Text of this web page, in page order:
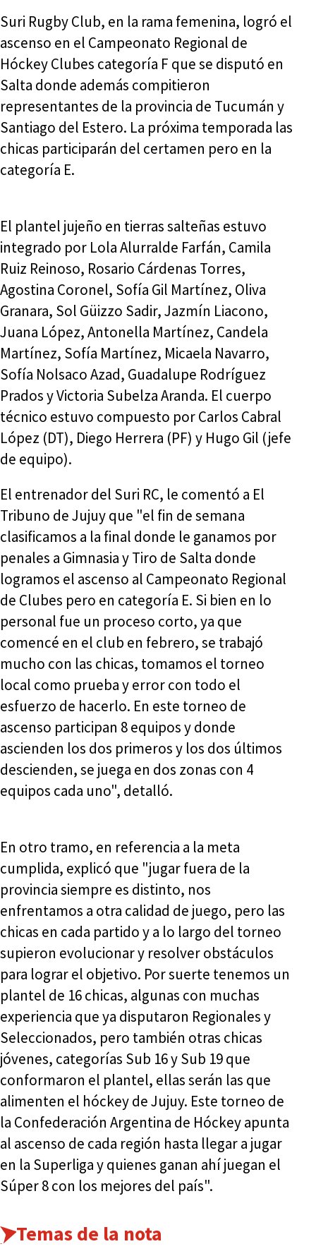
Suri Rugby Club, en la rama femenina, logró el
ascenso en el Campeonato Regional de
Hóckey Clubes categoría F que se disputó en
Salta donde además compitieron
representantes de la provincia de Tucumán y
Santiago del Estero. La próxima temporada las
chicas participarán del certamen pero en la
categoría E.
El plantel jujeño en tierras salteñas estuvo
integrado por Lola Alurralde Farfán, Camila
Ruiz Reinoso, Rosario Cárdenas Torres,
Agostina Coronel, Sofía Gil Martínez, Oliva
Granara, Sol Güizzo Sadir, Jazmín Liacono,
Juana López, Antonella Martínez, Candela
Martínez, Sofía Martínez, Micaela Navarro,
Sofía Nolsaco Azad, Guadalupe Rodríguez
Prados y Victoria Subelza Aranda. El cuerpo
técnico estuvo compuesto por Carlos Cabral
López (DT), Diego Herrera (PF) y Hugo Gil (jefe
de equipo).
El entrenador del Suri RC, le comentó a El
Tribuno de Jujuy que "el fin de semana
clasificamos a la final donde le ganamos por
penales a Gimnasia y Tiro de Salta donde
logramos el ascenso al Campeonato Regional
de Clubes pero en categoría E. Si bien en lo
personal fue un proceso corto, ya que
comencé en el club en febrero, se trabajó
mucho con las chicas, tomamos el torneo
local como prueba y error con todo el
esfuerzo de hacerlo. En este torneo de
ascenso participan 8 equipos y donde
ascienden los dos primeros y los dos últimos
descienden, se juega en dos zonas con 4
equipos cada uno", detalló.
En otro tramo, en referencia a la meta
cumplida, explicó que "jugar fuera de la
provincia siempre es distinto, nos
enfrentamos a otra calidad de juego, pero las
chicas en cada partido y a lo largo del torneo
supieron evolucionar y resolver obstáculos
para lograr el objetivo. Por suerte tenemos un
plantel de 16 chicas, algunas con muchas
experiencia que ya disputaron Regionales y
Seleccionados, pero también otras chicas
jóvenes, categorías Sub 16 y Sub 19 que
conformaron el plantel, ellas serán las que
alimenten el hóckey de Jujuy. Este torneo de
la Confederación Argentina de Hóckey apunta
al ascenso de cada región hasta llegar a jugar
en la Superliga y quienes ganan ahí juegan el
Súper 8 con los mejores del país".
Temas de la nota